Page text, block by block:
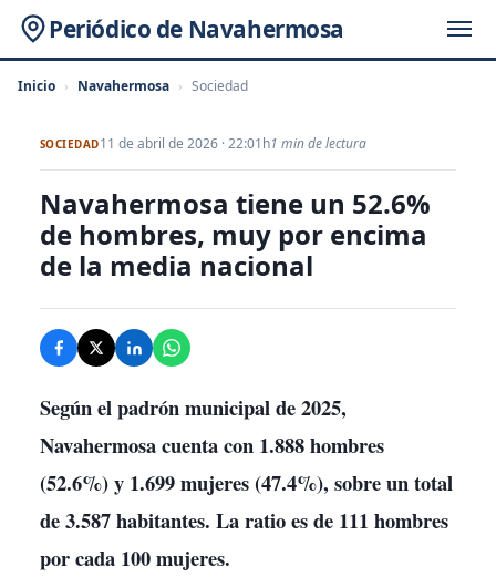
Periódico de Navahermosa
Inicio › Navahermosa › Sociedad
SOCIEDAD11 de abril de 2026 · 22:01h1 min de lectura
Navahermosa tiene un 52.6%
de hombres, muy por encima
de la media nacional
Según el padrón municipal de 2025,
Navahermosacuenta con 1.888 hombres
(52.6%) y 1.699 mujeres(47.4%), sobre un total
de 3.587 habitantes. La ratio es de 111 hombres
por cada 100 mujeres.